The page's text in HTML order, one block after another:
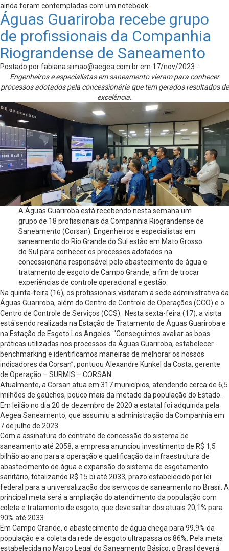
ainda foram contempladas com um notebook.
Águas Guariroba recebe grupo
de profissionais da Companhia
Riograndense de Saneamento
Postado porfabiana.simao@aegea.com.brem 17/nov/2023 -
Engenheiros e especialistas em saneamento vieram para conhecer
processos adotados pela concessionária que tem gerados resultados de
excelência.
A Águas Guariroba está recebendo nesta semana um
grupo de 18 profissionais da Companhia Riograndense de
Saneamento (Corsan). Engenheiros e especialistas em
saneamento do Rio Grande do Sul estão em Mato Grosso
do Sul para conhecer os processos adotados na
concessionária responsável pelo abastecimento de água e
tratamento de esgoto de Campo Grande, a fim de trocar
experiências de controle operacional e gestão.
Na quinta-feira (16), os profissionais visitaram a sede administrativa da
Águas Guariroba, além do Centro de Controle de Operações (CCO) e o
Centro de Controle de Serviços (CCS). Nesta sexta-feira (17), a visita
está sendo realizada na Estação de Tratamento de Águas Guariroba e
na Estação de Esgoto Los Angeles. “Conseguimos avaliar as boas
práticas utilizadas nos processos da Águas Guariroba, estabelecer
benchmarking e identificamos maneiras de melhorar os nossos
indicadores da Corsan”, pontuou Alexandre Kunkel da Costa, gerente
de Operação – SURMIS – CORSAN.
Atualmente, a Corsan atua em 317 municípios, atendendo cerca de 6,5
milhões de gaúchos, pouco mais da metade da população do Estado.
Em leilão no dia 20 de dezembro de 2020 a estatal foi adquirida pela
Aegea Saneamento, que assumiu a administração da Companhia em
7 de julho de 2023.
Com a assinatura do contrato de concessão do sistema de
saneamento até 2058, a empresa anunciou investimento de R$ 1,5
bilhão ao ano para a operação e qualificação da infraestrutura de
abastecimento de água e expansão do sistema de esgotamento
sanitário, totalizando R$ 15 bi até 2033, prazo estabelecido por lei
federal para a universalização dos serviços de saneamento no Brasil. A
principal meta será a ampliação do atendimento da população com
coleta e tratamento de esgoto, que deve saltar dos atuais 20,1% para
90% até 2033.
Em Campo Grande, o abastecimento de água chega para 99,9% da
população e a coleta da rede de esgoto ultrapassa os 86%. Pela meta
estabelecida no Marco Legal do Saneamento Básico, o Brasil deverá